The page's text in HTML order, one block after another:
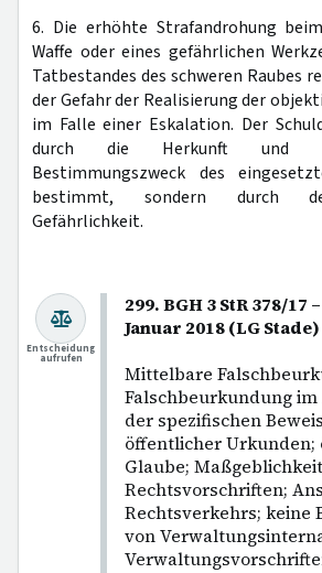
6. Die erhöhte Strafandrohung
Waffe oder eines gefährlichen
Tatbestandes des schweren Raubes
der Gefahr der Realisierung der
im Falle einer Eskalation. Der
durch die Herkunft und
Bestimmungszweck des
bestimmt, sondern durch
Gefährlichkeit.
299. BGH 3 StR 378/17
Januar 2018 (LG Stade)
Mittelbare
Falschbeurkundung im
der spezifischen
öffentlicher
Glaube;
Rechtsvorschriften;
Rechtsverkehrs; keine
von
Entscheidung
aufrufen